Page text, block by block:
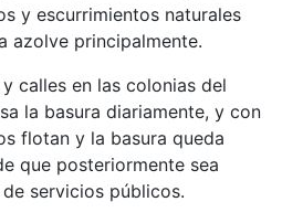
y escurrimientos naturales
azolve principalmente.
calles en las colonias del
la basura diariamente, y con
flotan y la basura queda
que posteriormente sea
servicios públicos.